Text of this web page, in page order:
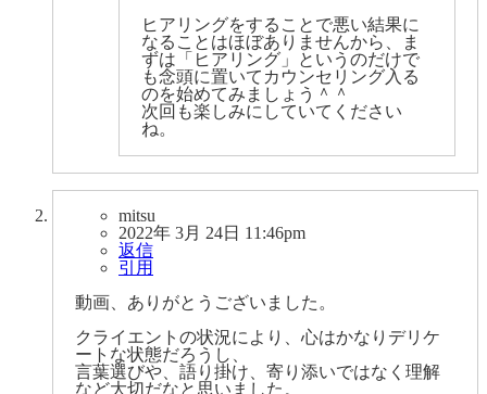
ヒアリングをすることで悪い結果に
なることはほぼありませんから、ま
ずは「ヒアリング」というのだけで
も念頭に置いてカウンセリング入る
のを始めてみましょう＾＾
次回も楽しみにしていてください
ね。
mitsu
2022年 3月 24日 11:46pm
返信
引用
動画、ありがとうございました。
クライエントの状況により、心はかなりデリケ
ートな状態だろうし、
言葉選びや、語り掛け、寄り添いではなく理解
など大切だなと思いました。